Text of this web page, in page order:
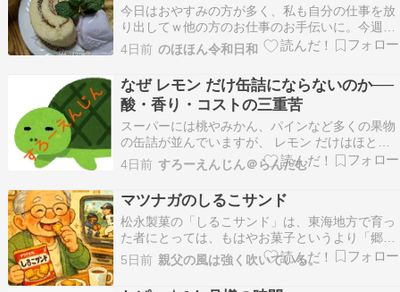
今日はおやすみの方が多く、私も自分の仕事を放
り出してｗ他の方のお仕事のお手伝いに。今週は
月初だしお盆前で、どこも忙しいんですよね。今
週何とか無事に終わって、早くおやすみ突入した
いですｗ さて、今日のお夕飯は、先に帰宅した娘
が作ってくれました。大量！焼きそばです((´∀｀
*))で…
4日前 のほほん令和日和
なぜ レモン だけ缶詰にならないのか──
酸・香り・コストの三重苦
スーパーには桃やみかん、パインなど多くの果物
の缶詰が並んでいますが、 レモン だけはほとん
ど見かけません。料理にも飲み物にも使われる身
近な果物なのに、なぜ缶詰という形だけは定着し
なかったのか──この素朴な疑問には、食品科
学・香りの性質・市場ニーズが静かに絡み合って
います。レモン…
4日前 すろーえんじん＠らんだむ
マツナガのしるこサンド
松永製菓の「しるこサンド」は、東海地方で育っ
た者にとっては、もはやお菓子というより「郷土
史」の一部である。 子どもの頃、茶の間の菓子鉢
に何気なく入っていたあの四角いビスケットを、
私はずいぶん長いこと「全国民が知っているも
5日前 親父の風は強く吹いている。